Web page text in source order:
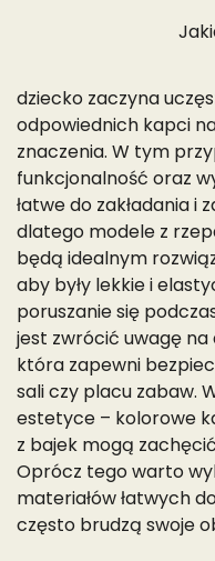
dziecko zaczyna
odpowiednich kapci
znaczenia. W tym
funkcjonalność oraz
łatwe do zakładania i
dlatego modele z
będą idealnym
aby były lekkie i
poruszanie się
jest zwrócić uwagę
która zapewni
sali czy placu zabaw.
estetyce – kolorowe
z bajek mogą
Oprócz tego warto
materiałów łatwych
często brudzą swoje